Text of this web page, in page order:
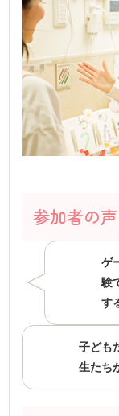
参加者の声
ゲ
験
す
子ども
生たち